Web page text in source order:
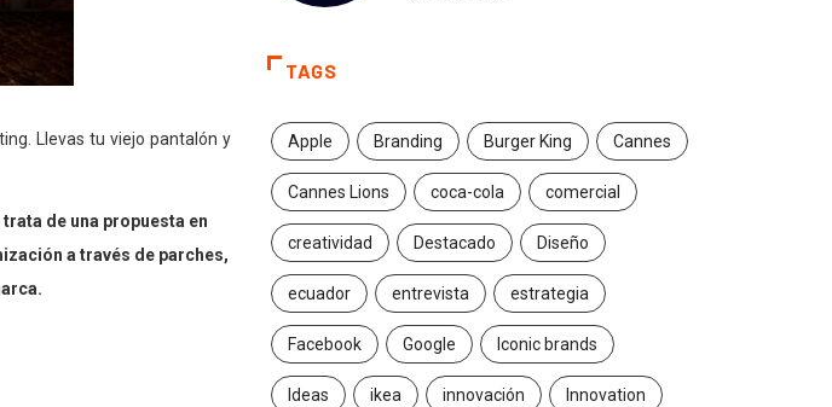
Llevas tu viejo pantalón y
de una propuesta en
a través de parches,
TAGS
Apple Branding Burger King Cannes
Cannes Lions coca-cola comercial
creatividad Destacado Diseño
ecuador entrevista estrategia
Facebook Google Iconic brands
Ideas ikea innovación Innovation